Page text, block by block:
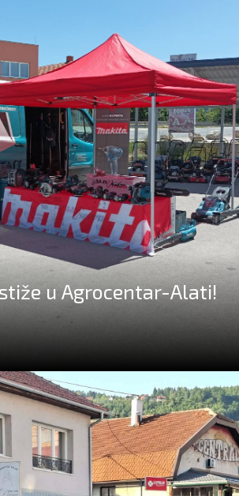
u Agrocentar-Alati!